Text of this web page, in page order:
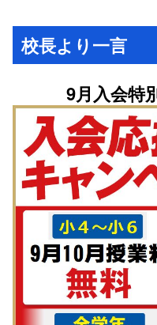
校長より一言
9月入会特